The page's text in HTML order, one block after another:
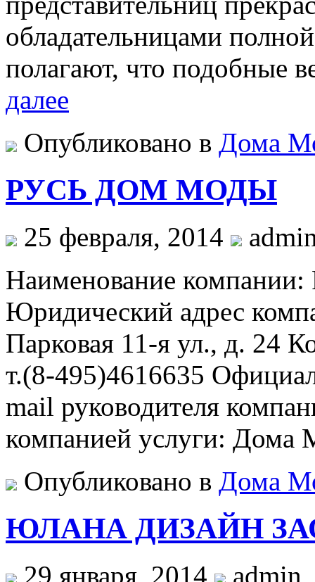
обладательницами
полагают, что подобные
далее
Опубликовано в Дома
РУСЬ ДОМ МОДЫ
25 февраля, 2014
Наименование
Юридический адрес
Парковая 11-я ул., д. 24
т.(8-495)4616635
mail руководителя
компанией услуги: Дома
Опубликовано в Дома
ЮЛАНА ДИЗАЙН
29 января, 2014 admin